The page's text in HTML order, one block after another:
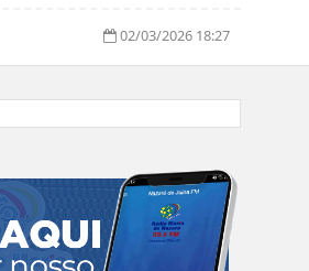
02/03/2026 18:27